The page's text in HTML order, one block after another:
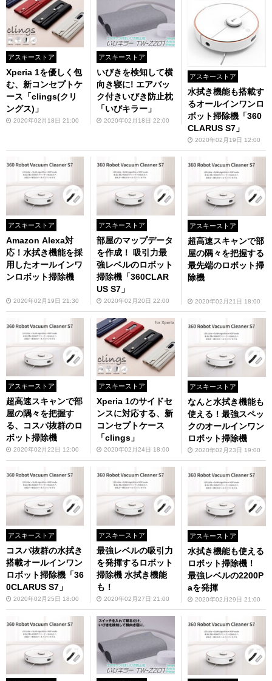
アスキーストア
Xperia 1を優しく包
む、新コンセプトケ
ース「clings(クリ
ングス)」
2020年02月18日 21:00
アスキーストア
いびきを検知して横
向き寝に! エアバッ
ク付きいびき防止枕
「いびキラー」
2020年02月18日 22:00
アスキーストア
水拭き機能も搭載す
るオールインワンロ
ボット掃除機「360
CLARUS S7」
2020年02月19日 12:00
アスキーストア
Amazon Alexa対
応！水拭き機能を採
用したオールインワ
ンロボット掃除機
2020年02月19日 21:30
アスキーストア
部屋のマップデータ
を作成！ 吸引力最
強レベルのロボット
掃除機「360CLAR
US S7」
2020年02月20日 22:00
アスキーストア
超高速スキャンで部
屋の隅々を把握する
最先端のロボット掃
除機
2020年02月21日 18:00
アスキーストア
超高速スキャンで部
屋の隅々を把握す
る、コスパ抜群のロ
ボット掃除機
2020年02月22日 12:00
アスキーストア
Xperia 1のサイドセ
ンスに対応する、新
コンセプトケース
「clings」
2020年02月24日 18:00
アスキーストア
なんと水拭き機能も
使える！最強スペッ
クのオールインワン
ロボット掃除機
2020年02月23日 19:00
アスキーストア
コスパ抜群の水拭き
搭載オールインワン
ロボット掃除機「36
0CLARUS S7」
2020年02月25日 18:00
アスキーストア
最強レベルの吸引力
を発揮するロボット
掃除機 水拭き機能
も！
2020年02月27日 21:00
アスキーストア
水拭き機能も使える
ロボット掃除機！
最強レベルの2200P
aを発揮
2020年02月29日 21:00